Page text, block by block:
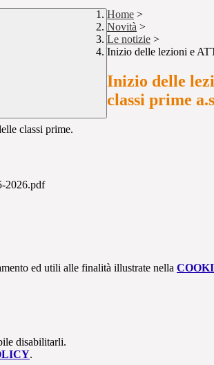
Home >
Novità >
Le notizie >
Inizio delle lezioni e
Inizio delle
classi prime
classi prime.
2026.pdf
ed utili alle finalità illustrate nella
disabilitarli.
.